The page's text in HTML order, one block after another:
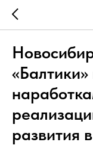
развития